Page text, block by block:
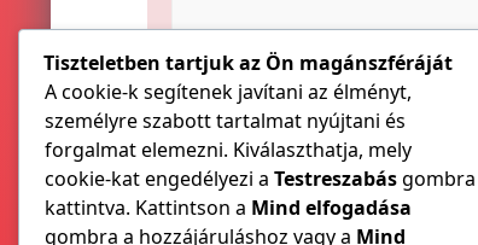
Honlap
A nevem, e-mail címem, és
Tiszteletben tartjuk az Ön magánszféráját
A cookie-k segítenek javítani az élményt,
személyre szabott tartalmat nyújtani és
forgalmat elemezni. Kiválaszthatja, mely
cookie-kat engedélyezi a Testreszabásgombra
kattintva. Kattintson a Mind elfogadása
gombra a hozzájáruláshoz vagy a Mind